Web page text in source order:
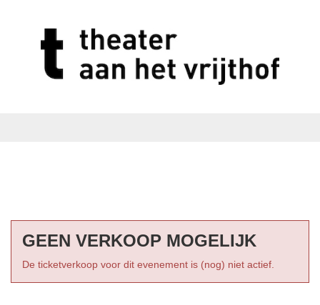
GEEN VERKOOP MOGELIJK
De ticketverkoop voor dit evenement is (nog) niet actief.